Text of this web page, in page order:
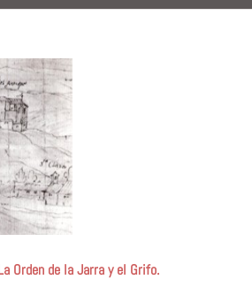
Orden de la Jarra y el Grifo.